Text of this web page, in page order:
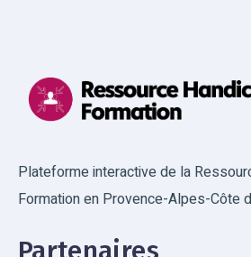
Plateforme interactive de la
Formation en Provence-Alpes-Côte